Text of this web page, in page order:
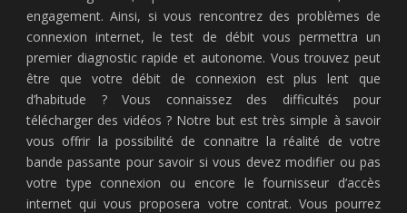
engagement. Ainsi, si vous rencontrez des problèmes de
connexion internet, le test de débit vous permettra un
premier diagnostic rapide et autonome. Vous trouvez peut
être que votre débit de connexion est plus lent que
d’habitude ? Vous connaissez des difficultés pour
télécharger des vidéos ? Notre but est très simple à savoir
vous offrir la possibilité de connaitre la réalité de votre
bande passante pour savoir si vous devez modifier ou pas
votre type connexion ou encore le fournisseur d’accès
internet qui vous proposera votre contrat. Vous pourrez